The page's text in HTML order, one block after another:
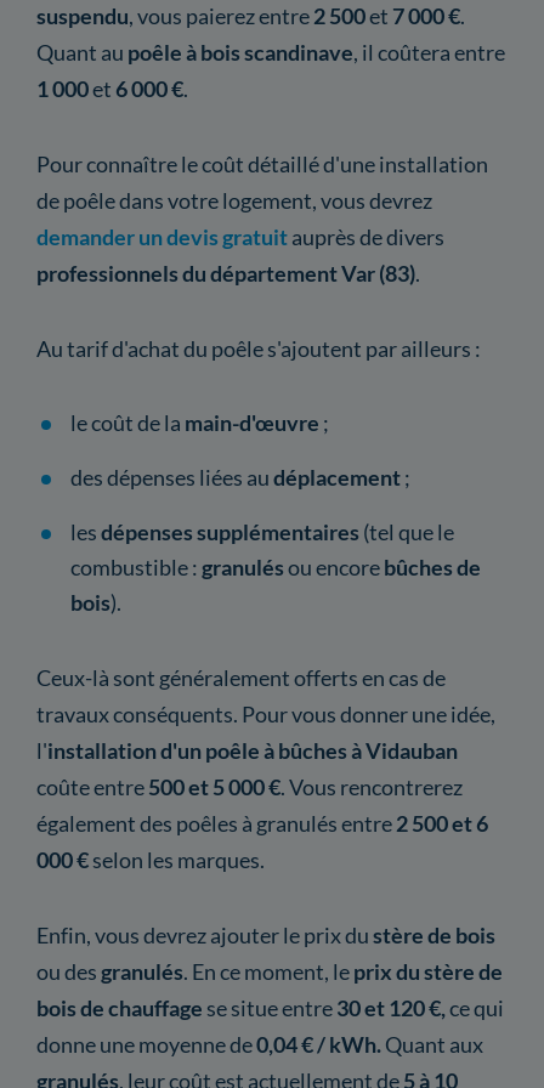
suspendu, vous paierez entre2 500et 7 000 €.
Quant au poêle à bois scandinave, il coûtera entre
1 000et 6 000 €.
Pour connaître le coût détaillé d'une installation
de poêle dans votre logement, vous devrez
demander un devis gratuitauprès de divers
professionnels du département Var (83).
Au tarif d'achat du poêle s'ajoutent par ailleurs :
le coût de la main-d'œuvre ;
des dépenses liées audéplacement;
lesdépenses supplémentaires (tel que le
combustible :granulésou encorebûches de
bois).
Ceux-là sont généralement offerts en cas de
travaux conséquents. Pour vous donner une idée,
l'installation d'un poêle à bûches à Vidauban
coûte entre500 et 5 000 €. Vous rencontrerez
également des poêles à granulés entre2 500 et 6
000 €selon les marques.
Enfin, vous devrez ajouter le prix dustère de bois
ou desgranulés. En ce moment, leprix du stère de
bois de chauffage se situe entre30 et 120 €,ce qui
donne une moyenne de0,04 € / kWh.Quant aux
granulés, leur coût est actuellement de5 à 10